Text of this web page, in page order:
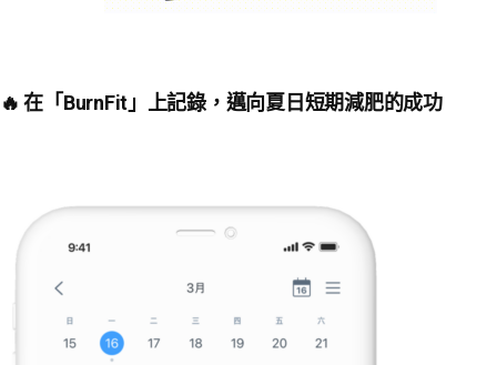
🔥 在「BurnFit」上記錄，邁向夏日短期減肥的成功